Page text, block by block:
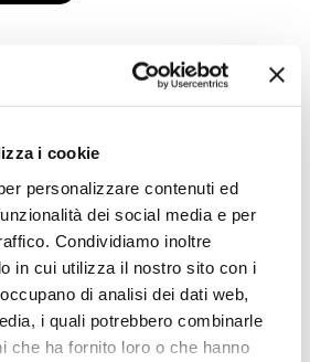
i cookie
personalizzare contenuti ed
dei social media e per
Condividiamo inoltre
in cui utilizza il nostro sito con i
di analisi dei dati web,
i quali potrebbero combinarle
che ha fornito loro o che hanno
saranno disponibili per la